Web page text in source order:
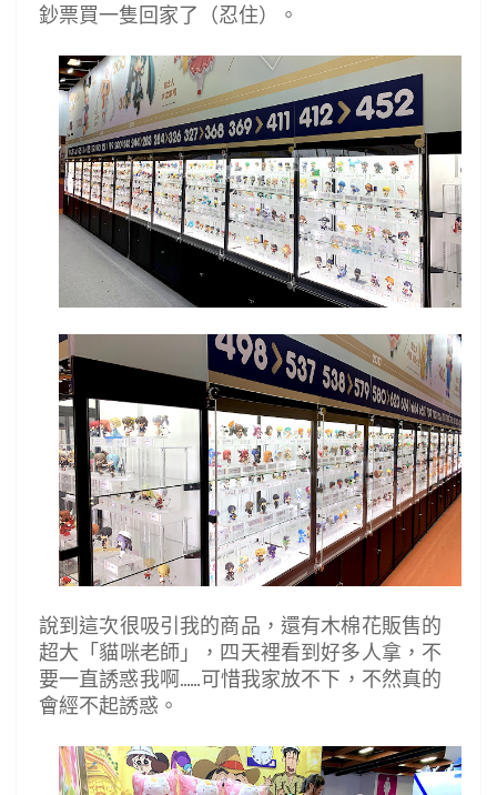
鈔票買一隻回家了（忍住）。
說到這次很吸引我的商品，還有木棉花販售的
超大「貓咪老師」，四天裡看到好多人拿，不
要一直誘惑我啊......可惜我家放不下，不然真的
會經不起誘惑。